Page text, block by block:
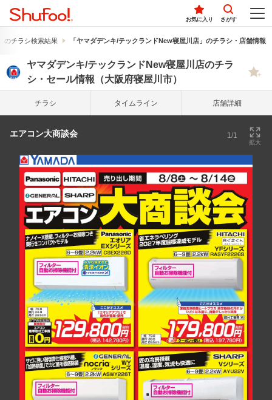
お気に入り さがす
のチラシ検索結果 「ヤマダデンキ/テックランドNew寝屋川店」のチラシ・店舗情報
ヤマダデンキ/テックランドNew寝屋川店のチラ
シ・セール情報（大阪府寝屋川市）
チラシ タイム ライン 店舗詳細
エアコン大商談会 1/1
拡大